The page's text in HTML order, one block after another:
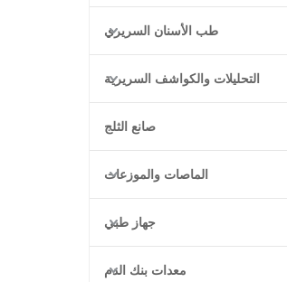
طب الأسنان السريري
التحليلات والكواشف السريرية
صانع الثلج
الماصات والموزعات
جهاز طبي
معدات بنك الدم